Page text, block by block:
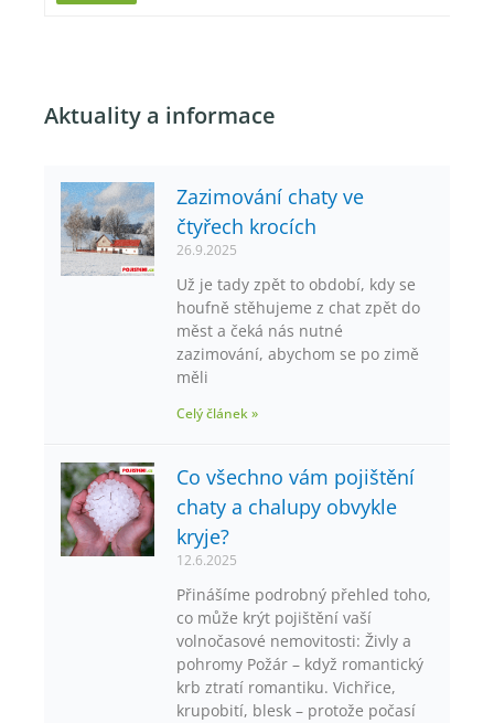
Aktuality a informace
Zazimování chaty ve
čtyřech krocích
26.9.2025
Už je tady zpět to období, kdy se
houfně stěhujeme z chat zpět do
měst a čeká nás nutné
zazimování, abychom se po zimě
měli
Celý článek »
Co všechno vám pojištění
chaty a chalupy obvykle
kryje?
12.6.2025
Přinášíme podrobný přehled toho,
co může krýt pojištění vaší
volnočasové nemovitosti: Živly a
pohromy Požár – když romantický
krb ztratí romantiku. Vichřice,
krupobití, blesk – protože počasí